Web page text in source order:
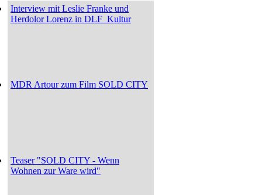
Interview mit Leslie Franke und
Herdolor Lorenz in DLF_Kultur
MDR Artour zum Film SOLD CITY
Teaser "SOLD CITY - Wenn
Wohnen zur Ware wird"